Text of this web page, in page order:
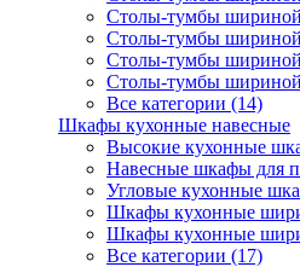
Столы-тумбы
Столы-тумбы
Столы-тумбы
Столы-тумбы
Все категории (14)
Шкафы кухонные навесные
Высокие кухонные
Навесные шкафы для
Угловые кухонные
Шкафы кухонные
Шкафы кухонные
Все категории (17)